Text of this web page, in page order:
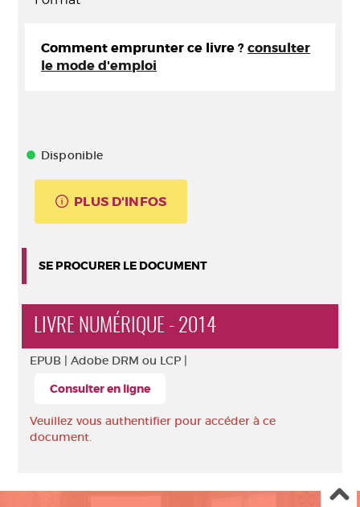
Comment emprunter ce livre ? consulter
le mode d'emploi
Disponible
PLUS D'INFOS
SE PROCURER LE DOCUMENT
LIVRE NUMÉRIQUE - 2014
EPUB | Adobe DRM ou LCP |
Consulter en ligne
Veuillez vous authentifier pour accéder à ce
document.